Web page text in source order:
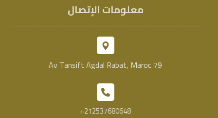
معلومات الإتصال
79 Av Tansift Agdal Rabat, Maroc
212537680648+